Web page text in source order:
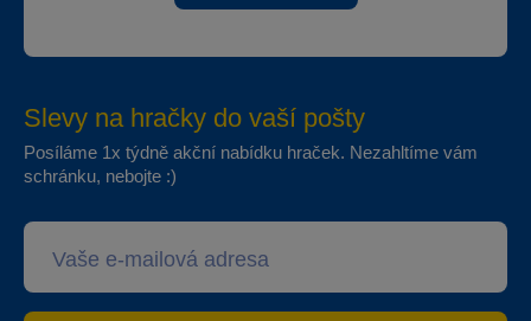
Slevy na hračky do vaší pošty
Posíláme 1x týdně akční nabídku hraček. Nezahltíme vám
schránku, nebojte :)